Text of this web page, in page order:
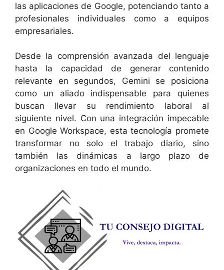
las aplicaciones de Google, potenciando tanto a
profesionales individuales como a equipos
empresariales.
Desde la comprensión avanzada del lenguaje
hasta la capacidad de generar contenido
relevante en segundos, Gemini se posiciona
como un aliado indispensable para quienes
buscan llevar su rendimiento laboral al
siguiente nivel. Con una integración impecable
en Google Workspace, esta tecnología promete
transformar no solo el trabajo diario, sino
también las dinámicas a largo plazo de
organizaciones en todo el mundo.